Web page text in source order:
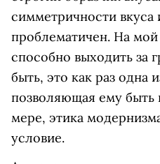
симметричности вкуса
проблематичен. На мой
способно выходить за
быть, это как раз одна
позволяющая ему быть
мере, этика
условие.